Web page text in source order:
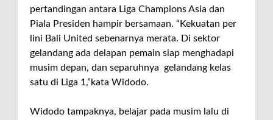
pertandingan antara Liga Champions Asia dan
Piala Presiden hampir bersamaan. “Kekuatan per
lini Bali United sebenarnya merata. Di sektor
gelandang ada delapan pemain siap menghadapi
musim depan, dan separuhnya gelandang kelas
satu di Liga 1,”kata Widodo.
Widodo tampaknya, belajar pada musim lalu di